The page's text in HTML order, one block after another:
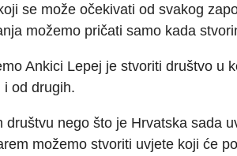
se može očekivati od svakog
možemo pričati samo kada
Ankici Lepej je stvoriti društvo u
i od drugih.
društvu nego što je Hrvatska sada
možemo stvoriti uvjete koji će